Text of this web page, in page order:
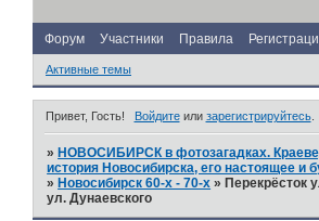
Форум Участники Правила
Активные темы
Привет, Гость! Войдитеили зарегистрируйтесь.
» НОВОСИБИРСК в фотозагадках.
история Новосибирска, его настоящее и
» Новосибирск 60-х - 70-х » Перекрёсток
ул. Дунаевского